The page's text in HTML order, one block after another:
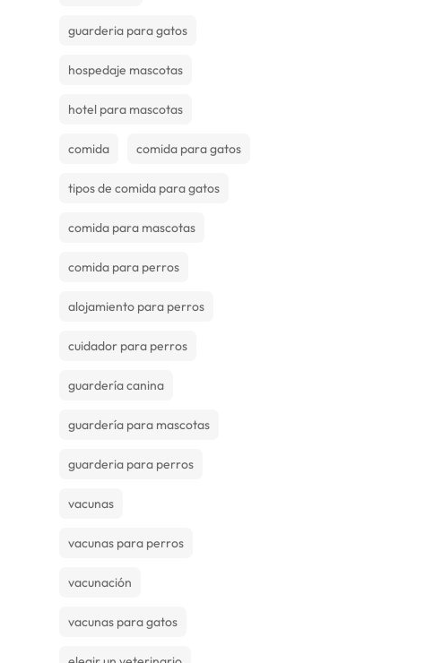
guarderia para gatos
hospedaje mascotas
hotel para mascotas
comida comida para gatos
tipos de comida para gatos
comida para mascotas
comida para perros
alojamiento para perros
cuidador para perros
guardería canina
guardería para mascotas
guarderia para perros
vacunas
vacunas para perros
vacunación
vacunas para gatos